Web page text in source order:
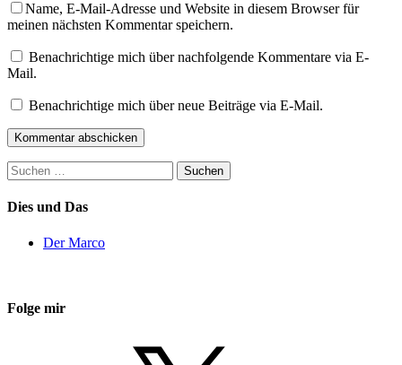
Name, E-Mail-Adresse und Website in diesem Browser für
meinen nächsten Kommentar speichern.
Benachrichtige mich über nachfolgende Kommentare via E-
Mail.
Benachrichtige mich über neue Beiträge via E-Mail.
Suchen
nach:
Dies und Das
Der Marco
Folge mir